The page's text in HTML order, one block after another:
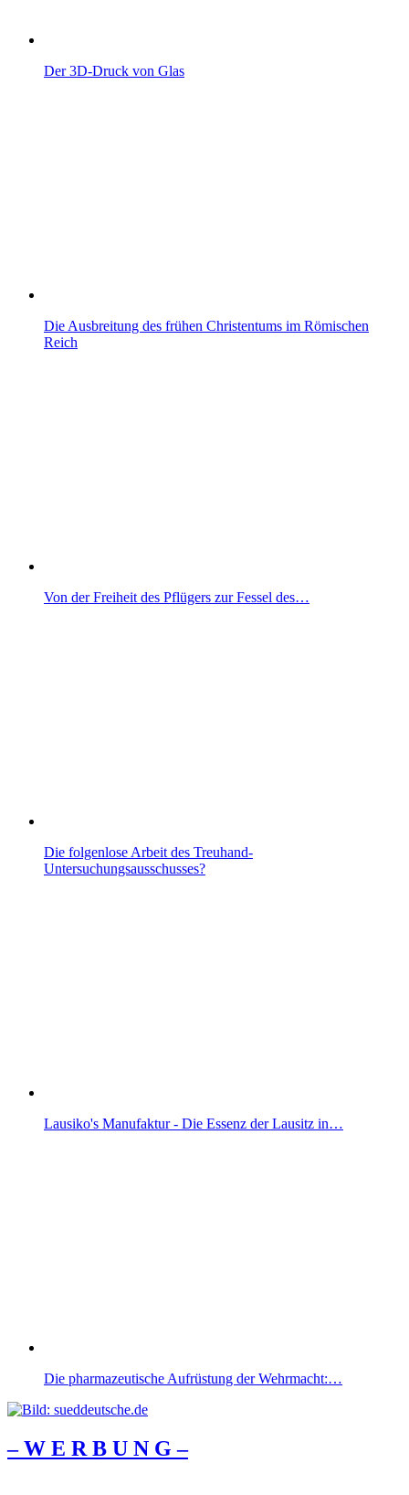
Der 3D-Druck von Glas
Die Ausbreitung des frühen Christentums im Römischen
Reich
Von der Freiheit des Pflügers zur Fessel des…
Die folgenlose Arbeit des Treuhand-
Untersuchungsausschusses?
Lausiko's Manufaktur - Die Essenz der Lausitz in…
Die pharmazeutische Aufrüstung der Wehrmacht:…
– W Ε R Β U Ν G –